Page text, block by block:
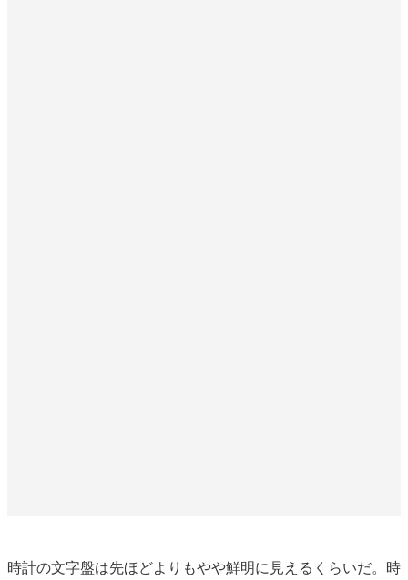
時計の文字盤は先ほどよりもやや鮮明に見えるくらいだ。時